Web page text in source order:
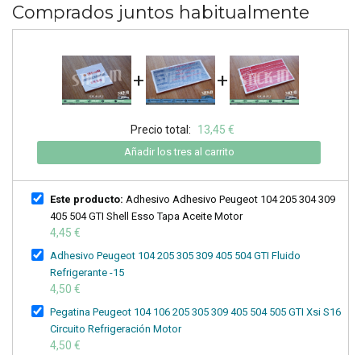
Comprados juntos habitualmente
+ +
Precio total: 13,45 €
Añadir los tres al carrito
Este producto: Adhesivo Adhesivo Peugeot 104 205 304 309
405 504 GTI Shell Esso Tapa Aceite Motor
4,45 €
Adhesivo Peugeot 104 205 305 309 405 504 GTI Fluido
Refrigerante -15
4,50 €
Pegatina Peugeot 104 106 205 305 309 405 504 505 GTI Xsi S16
Circuito Refrigeración Motor
4,50 €